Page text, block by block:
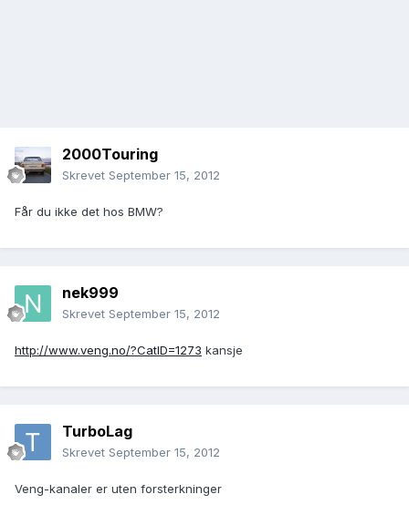
2000Touring
Skrevet September 15, 2012
Får du ikke det hos BMW?
nek999
Skrevet September 15, 2012
http://www.veng.no/?CatID=1273 kansje
TurboLag
Skrevet September 15, 2012
Veng-kanaler er uten forsterkninger